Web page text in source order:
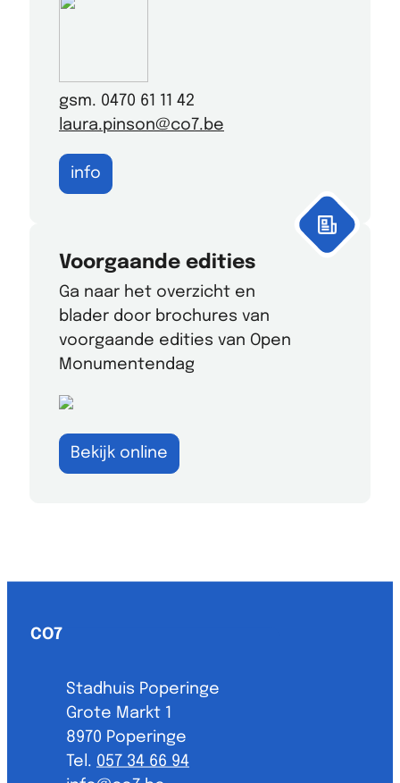
gsm. 0470 61 11 42
laura.pinson@co7.be
info
Voorgaande edities
Ga naar het overzicht en
blader door brochures van
voorgaande edities van Open
Monumentendag
Bekijk online
Contact & openingsuren
CO7
AdresStadhuis Poperinge
Grote Markt 1
,8970 Poperinge
057 34 66 94